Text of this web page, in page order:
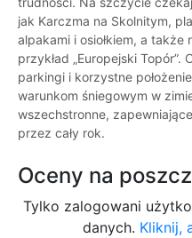
jak Karczma na Skolnitym,
alpakami i osiołkiem, a także
przykład „Europejski Topór”.
parkingi i korzystne
warunkom śniegowym w
wszechstronne,
przez cały rok.
Oceny na
Tylko zalogowani
danych. Kliknij,